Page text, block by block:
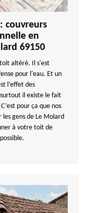
: couvreurs
en
69150
altéré. Il s'est
pour l'eau. Et un
l’effet des
il existe le fait
pour ça que nos
les gens de Le Molard
à votre toit de